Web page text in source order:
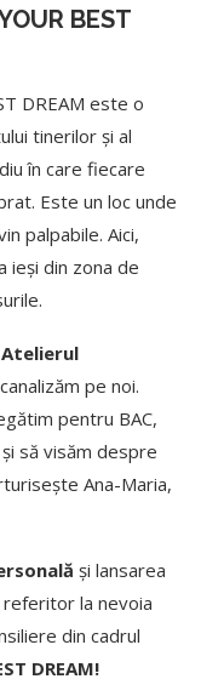
BEST
DREAM este o
tinerilor și al
în care fiecare
Este un loc unde
palpabile. Aici,
ieși din zona de
Atelierul
pe noi.
pentru BAC,
să visăm despre
Ana-Maria,
și lansarea
referitor la nevoia
din cadrul
DREAM!